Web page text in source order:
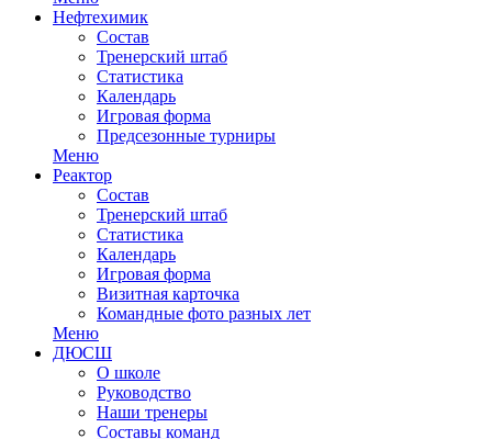
Нефтехимик
Состав
Тренерский штаб
Статистика
Календарь
Игровая форма
Предсезонные турниры
Меню
Реактор
Состав
Тренерский штаб
Статистика
Календарь
Игровая форма
Визитная карточка
Командные фото разных лет
Меню
ДЮСШ
О школе
Руководство
Наши тренеры
Составы команд